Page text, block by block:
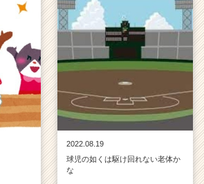
2022.08.19
球児の如くは駆け回れない老体か
な